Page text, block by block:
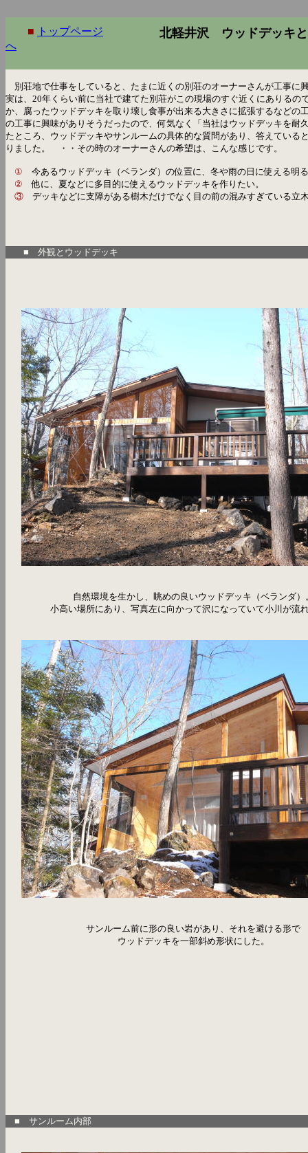
■
トップページ
へ
北軽井沢 ウッドデッキ
別荘地で仕事をしていると、たまに近くの別荘のオーナーさんが工事
実は、20年くらい前に当社で建てた別荘がこの現場のすぐ近くにありる
か、腐ったウッドデッキを取り壊し食事が出来る大きさに拡張するなど
の工事に興味がありそうだったので、何気なく「当社はウッドデッキを
たところ、ウッドデッキやサンルームの具体的な質問があり、答えてい
りました。 ・・その時のオーナーさんの希望は、こんな感じです。
① 今あるウッドデッキ（ベランダ）の位置に、冬や雨の日に使える明
② 他に、夏などに多目的に使えるウッドデッキを作りたい。
③ デッキなどに支障がある樹木だけでなく目の前の混みすぎている立
■ 外観とウッドデッキ
自然環境を生かし、眺めの良いウッドデッキ（ベランダ）
小高い場所にあり、写真左に向かって沢になっていて小川が流
サンルーム前に形の良い岩があり、それを避ける形で
ウッドデッキを一部斜め形状にした。
■ サンルーム内部